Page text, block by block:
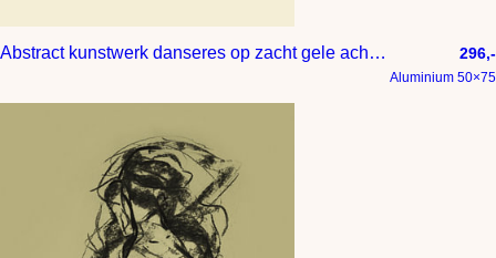
Abstract kunstwerk danseres op zacht gele achtergrond 296,-
Aluminium 50×75